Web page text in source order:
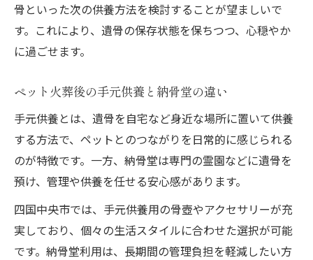
骨といった次の供養方法を検討することが望ましいで
す。これにより、遺骨の保存状態を保ちつつ、心穏やか
に過ごせます。
ペット火葬後の手元供養と納骨堂の違い
手元供養とは、遺骨を自宅など身近な場所に置いて供養
する方法で、ペットとのつながりを日常的に感じられる
のが特徴です。一方、納骨堂は専門の霊園などに遺骨を
預け、管理や供養を任せる安心感があります。
四国中央市では、手元供養用の骨壺やアクセサリーが充
実しており、個々の生活スタイルに合わせた選択が可能
です。納骨堂利用は、長期間の管理負担を軽減したい方